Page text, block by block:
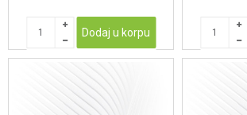
Dodaj u korpu